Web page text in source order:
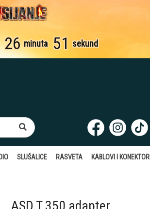
26 minuta 50 sekundi
SLUŠALICE RASVETA KABLOVI I KONEKTORI